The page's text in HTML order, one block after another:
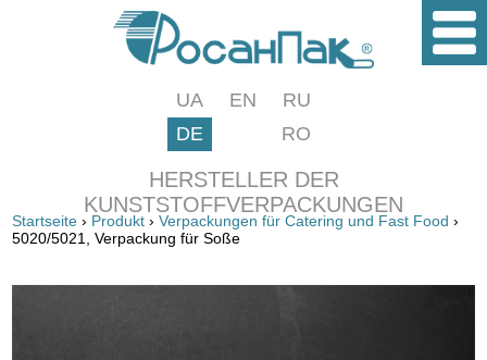
UA EN
RU
DE
RO
HERSTELLER DER
KUNSTSTOFFVERPACKUNGEN
Startseite › Produkt ›Verpackungen für Catering und Fast Food ›
5020/5021, Verpackung für Soße